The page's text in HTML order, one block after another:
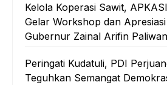
Kelola Koperasi Sawit,
Gelar Workshop dan
Gubernur Zainal Arifin
Peringati Kudatuli, PDI
Teguhkan Semangat